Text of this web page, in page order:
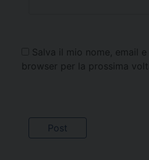
Salva il mio nome, email
browser per la prossima